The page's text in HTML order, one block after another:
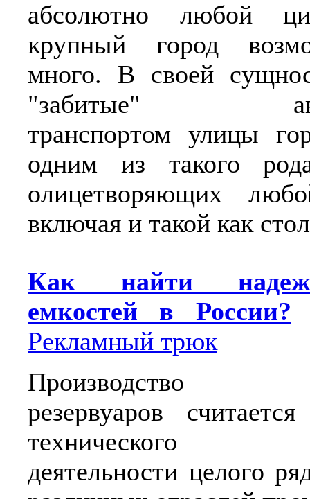
абсолютно любой
крупный город
много. В своей
"забитые"
транспортом улицы
одним из такого
олицетворяющих
включая и такой как
Как найти
емкостей в России?
Рекламный трюк
Производство
резервуаров
технического
деятельности целого